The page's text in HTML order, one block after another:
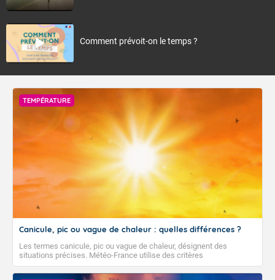
Comment prévoit-on le temps ?
TEMPÉRATURE
Canicule, pic ou vague de chaleur : quelles différences ?
Les termes canicule, pic ou vague de chaleur, désignent des
situations précises. Météo-France utilise des critères
climatologiques pour évaluer et qualifier les épisodes de chaleur qui
peuvent avoir des impacts sanitaires et socio-économiques